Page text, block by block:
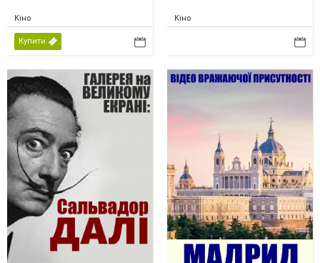
Кіно
Купити
Кіно